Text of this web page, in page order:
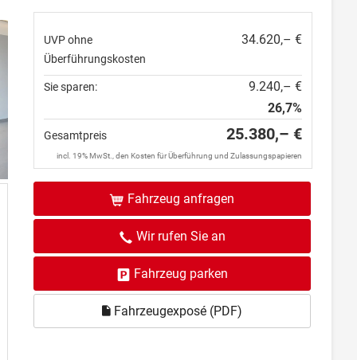
UVP ohne
Überführungskosten
34.620,– €
Sie sparen:
9.240,– €
26,7%
Gesamtpreis 25.380,– €
incl. 19% MwSt., den Kosten für Überführung und Zulassungspapieren
Fahrzeug anfragen
Wir rufen Sie an
Fahrzeug parken
Fahrzeugexposé (PDF)